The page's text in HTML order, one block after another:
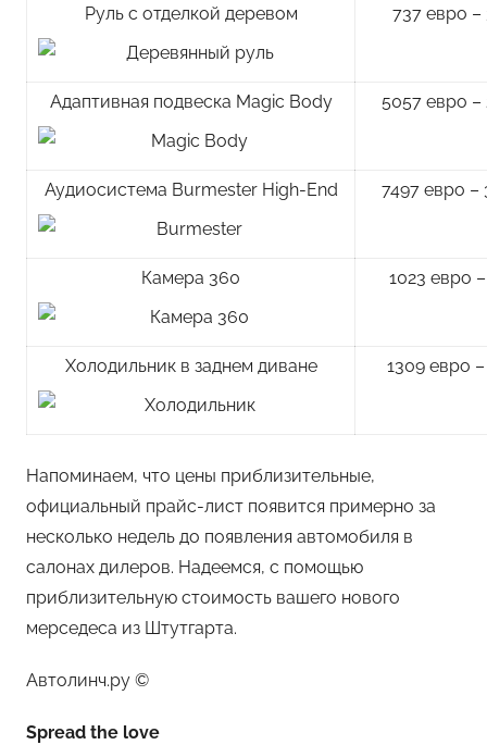
Руль с отделкой деревом 737 евро
Адаптивная подвеска Magic Body 5057 евро
Аудиосистема Burmester High-End 7497 евро
Камера 360 1023 евро
Холодильник в заднем диване 1309 евро
Напоминаем, что цены приблизительные,
официальный прайс-лист появится примерно за
несколько недель до появления автомобиля в
салонах дилеров. Надеемся, с помощью
приблизительную стоимость вашего нового
мерседеса из Штутгарта.
Автолинч.ру ©
Spread the love